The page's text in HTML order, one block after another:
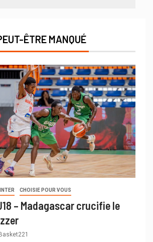
ÊTRE MANQUÉ
CHOISIE POUR VOUS
– Madagascar crucifie le
Basket221